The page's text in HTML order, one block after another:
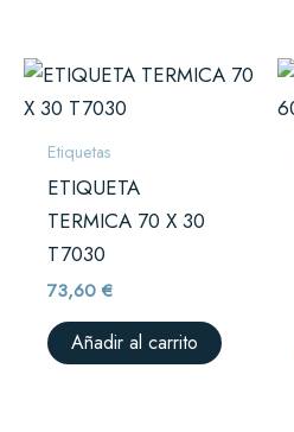
Etiquetas
ETIQUETA
TERMICA 70 X 30
T7030
73,60€
Añadir al carrito